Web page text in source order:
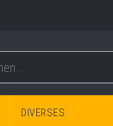
DIVERSES